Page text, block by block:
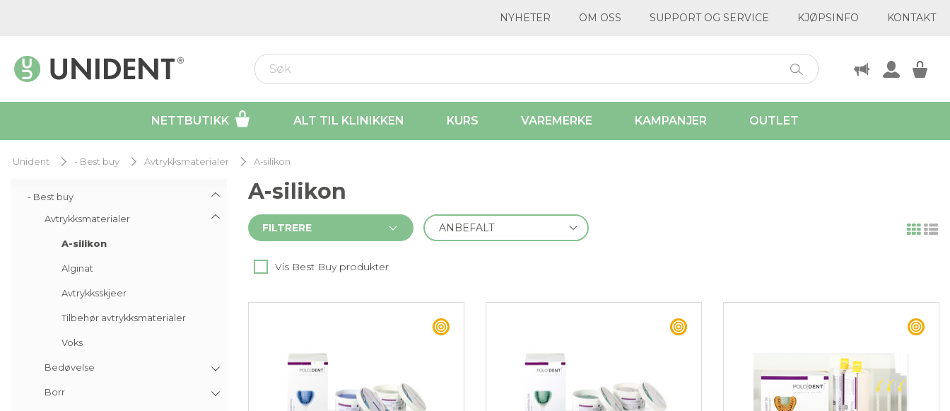
NYHETER OM OSS SUPPORT OG SERVICE KJØPSINFO KONTAKT
NETTBUTIKK ALT TIL KLINIKKEN KURS VAREMERKE KAMPANJER OUTLET
Unident - Best buy Avtrykksmaterialer A-silikon
- Best buy
Avtrykksmaterialer
A-silikon
Alginat
Avtrykksskjeer
Tilbehør avtrykksmaterialer
Voks
Bedøvelse
Borr
A-silikon
FILTRERE
Vis Best Buy produkter